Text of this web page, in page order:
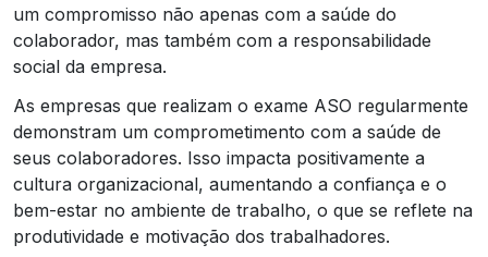
um compromisso não apenas com a saúde do
colaborador, mas também com a responsabilidade
social da empresa.
As empresas que realizam o exame ASO regularmente
demonstram um comprometimento com a saúde de
seus colaboradores. Isso impacta positivamente a
cultura organizacional, aumentando a confiança e o
bem-estar no ambiente de trabalho, o que se reflete na
produtividade e motivação dos trabalhadores.